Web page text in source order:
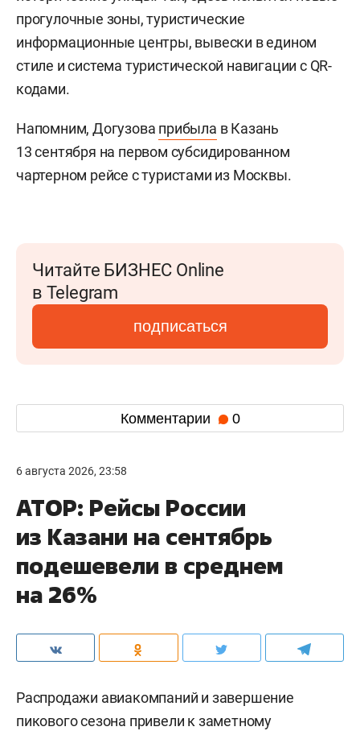
прогулочные зоны, туристические
информационные центры, вывески в едином
стиле и система туристической навигации с QR-
кодами.
Напомним, Догузова прибыла в Казань
13 сентября на первом субсидированном
чартерном рейсе с туристами из Москвы.
Читайте БИЗНЕС Online
в Telegram
подписаться
Комментарии 0
6 августа 2026, 23:58
АТОР: Рейсы России
из Казани на сентябрь
подешевели в среднем
на 26%
Распродажи авиакомпаний и завершение
пикового сезона привели к заметному